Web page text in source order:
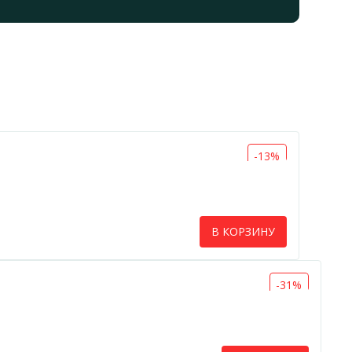
-13%
В КОРЗИНУ
-31%